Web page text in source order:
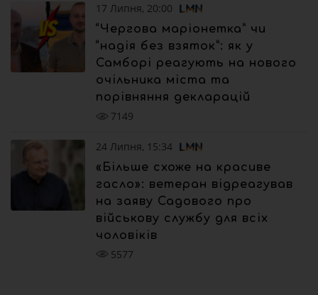
17 Липня, 20:00
“Чергова маріонетка” чи
“надія без взяток”: як у
Самборі реагують на нового
очільника міста та
порівняння декларацій
7149
24 Липня, 15:34
«Більше схоже на красиве
гасло»: ветеран відреагував
на заяву Садового про
військову службу для всіх
чоловіків
5577